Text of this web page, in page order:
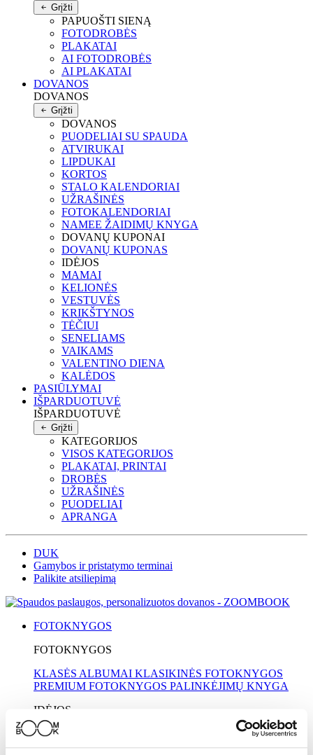
Grįžti
PAPUOŠTI SIENĄ
FOTODROBĖS
PLAKATAI
AI FOTODROBĖS
AI PLAKATAI
DOVANOS
DOVANOS
Grįžti
DOVANOS
PUODELIAI SU SPAUDA
ATVIRUKAI
LIPDUKAI
KORTOS
STALO KALENDORIAI
UŽRAŠINĖS
FOTOKALENDORIAI
NAMEE ŽAIDIMŲ KNYGA
DOVANŲ KUPONAI
DOVANŲ KUPONAS
IDĖJOS
MAMAI
KELIONĖS
VESTUVĖS
KRIKŠTYNOS
TĖČIUI
SENELIAMS
VAIKAMS
VALENTINO DIENA
KALĖDOS
PASIŪLYMAI
IŠPARDUOTUVĖ
IŠPARDUOTUVĖ
Grįžti
KATEGORIJOS
VISOS KATEGORIJOS
PLAKATAI, PRINTAI
DROBĖS
UŽRAŠINĖS
PUODELIAI
APRANGA
DUK
Gamybos ir pristatymo terminai
Palikite atsiliepimą
FOTOKNYGOS
FOTOKNYGOS
KLASĖS ALBUMAI KLASIKINĖS FOTOKNYGOS
PREMIUM FOTOKNYGOS PALINKĖJIMŲ KNYGA
IDĖJOS
MOKYKLOMS
VESTUVĖS
KRIKŠTYNOSTĖČIUISENELIAMSVAIKAMS